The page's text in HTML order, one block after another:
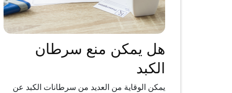
هل يمكن منع سرطان
الكبد
يمكن الوقاية من العديد من سرطانات الكبد عن